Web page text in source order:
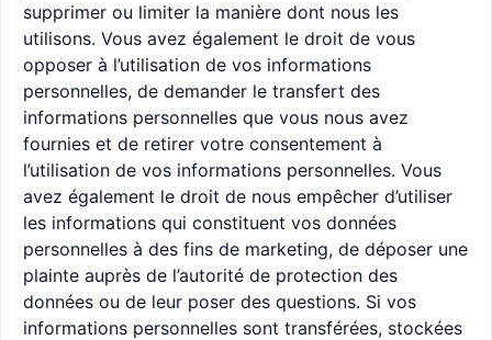
supprimer ou limiter la manière dont nous les
utilisons. Vous avez également le droit de vous
opposer à l’utilisation de vos informations
personnelles, de demander le transfert des
informations personnelles que vous nous avez
fournies et de retirer votre consentement à
l’utilisation de vos informations personnelles. Vous
avez également le droit de nous empêcher d’utiliser
les informations qui constituent vos données
personnelles à des fins de marketing, de déposer une
plainte auprès de l’autorité de protection des
données ou de leur poser des questions. Si vos
informations personnelles sont transférées, stockées